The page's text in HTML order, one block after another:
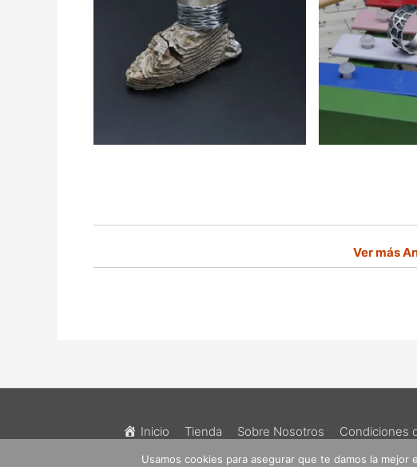
Ver más
Inicio Tienda Sobre Nosotros Condiciones
Usamos cookies para asegurar que te damos la